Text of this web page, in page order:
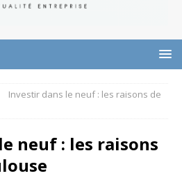
Investir dans le neuf : les raisons de
neuf : les raisons